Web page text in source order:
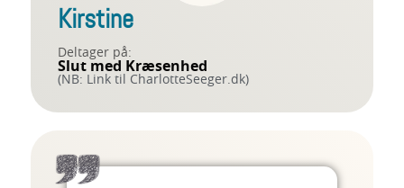
Kirstine
Deltager på:
Slut med Kræsenhed
(NB: Link til CharlotteSeeger.dk)